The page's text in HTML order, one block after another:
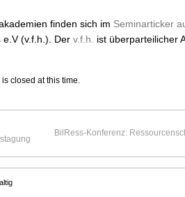
finden sich im Seminarticker
e.V (v.f.h.). Der v.f.h. ist überparteilicher
closed at this time.
BilRess-Konferenz: